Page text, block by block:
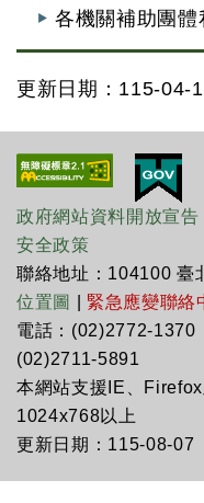
各機關補助團
更新日期：115-04-
政府網站資料開放宣告
安全政策
聯絡地址：104100 臺
位置圖
緊急應變聯絡
電話：(02)2772-
(02)2711-5891
本網站支援IE、
1024x768以上
更新日期：115-08-07